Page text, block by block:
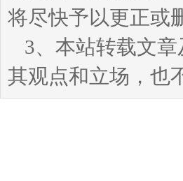
将尽快予以更正或
3、本站转载文
其观点和立场，也